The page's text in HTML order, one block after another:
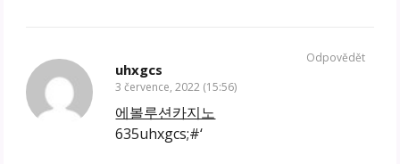
uhxgcs
3 července, 2022 (15:56)
에볼루션카지노
635uhxgcs;#‘
Odpovědět